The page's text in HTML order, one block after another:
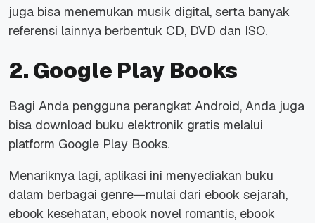
juga bisa menemukan musik digital, serta banyak
referensi lainnya berbentuk CD, DVD dan ISO.
2. Google Play Books
Bagi Anda pengguna perangkat Android, Anda juga
bisa download buku elektronik gratis melalui
platform Google Play Books.
Menariknya lagi, aplikasi ini menyediakan buku
dalam berbagai genre—mulai dari ebook sejarah,
ebook kesehatan, ebook novel romantis, ebook